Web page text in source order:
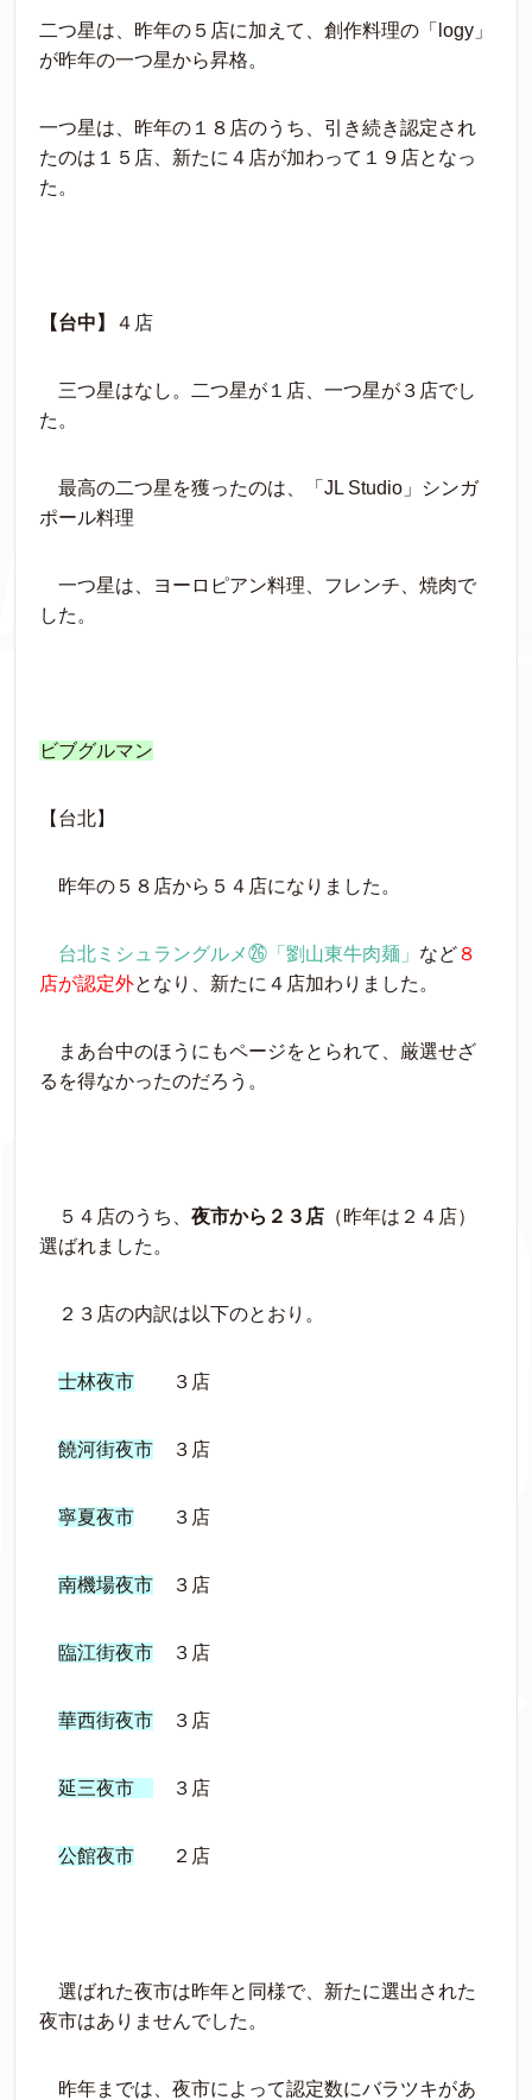
二つ星は、昨年の５店に加えて、創作料理の「logy」
が昨年の一つ星から昇格。
一つ星は、昨年の１８店のうち、引き続き認定され
たのは１５店、新たに４店が加わって１９店となっ
た。
【台中】 ４店
三つ星はなし。二つ星が１店、一つ星が３店でし
た。
最高の二つ星を獲ったのは、「JL Studio」シンガ
ポール料理
一つ星は、ヨーロピアン料理、フレンチ、焼肉で
した。
ビブグルマン
【台北】
昨年の５８店から５４店になりました。
台北ミシュラングルメ㉖「劉山東牛肉麺」 など８
店が認定外となり、新たに４店加わりました。
まあ台中のほうにもページをとられて、厳選せざ
るを得なかったのだろう。
５４店のうち、 夜市から２３店 （昨年は２４店）
選ばれました。
２３店の内訳は以下のとおり。
士林夜市 ３店
饒河街夜市 ３店
寧夏夜市 ３店
南機場夜市 ３店
臨江街夜市 ３店
華西街夜市 ３店
延三夜市 ３店
公館夜市 ２店
選ばれた夜市は昨年と同様で、新たに選出された
夜市はありませんでした。
昨年までは、夜市によって認定数にバラツキがあ